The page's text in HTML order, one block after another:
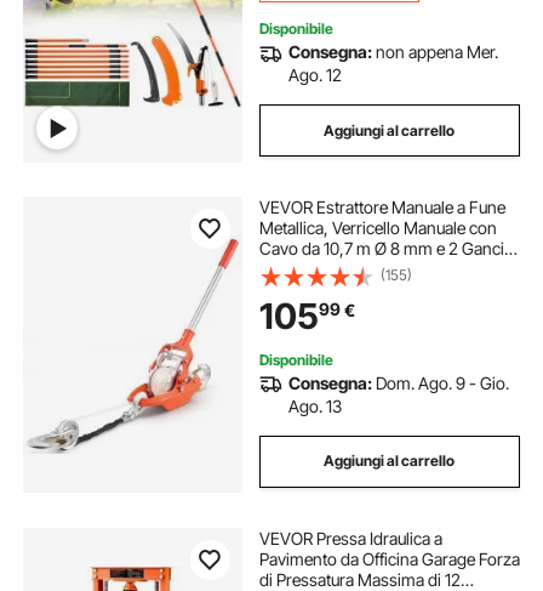
giratubi utensili manuali
tagliapiastrelle manuale da 1200 mm
tagliapiastrelle professionali manuale
sollevatore manuale
fustellatrice manuale gomma
tagliapiastrelle manuale a binario
Disponibile
Consegna:non appena Mer.
Ago. 12
Aggiungi al carrello
VEVOR Estrattore Manuale a Fune
Metallica, Verricello Manuale con
Cavo da 10,7 m Ø 8 mm e 2 Ganci,
Capacità di Trazione di 3 T,
Verricello a Cricchetto per
Abbattimento Alberi e Recupero
Stradale
(155)
10599€
Disponibile
Consegna: Dom. Ago. 9 - Gio.
Ago. 13
Aggiungi al carrello
VEVOR Pressa Idraulica a
Pavimento da Officina Garage Forza
di Pressatura Massima di 12